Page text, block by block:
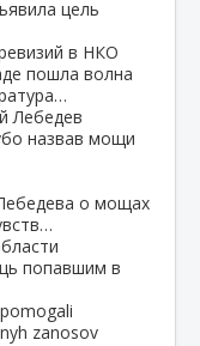
цель
пошла волна
Лебедев
назвав мощи
о мощах
попавшим в